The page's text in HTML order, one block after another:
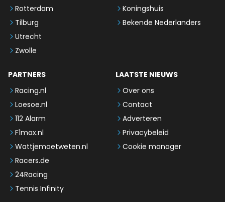
Rotterdam
Tilburg
Utrecht
Zwolle
Koningshuis
Bekende Nederlanders
PARTNERS
Racing.nl
Loesoe.nl
112 Alarm
F1max.nl
Wattjemoetweten.nl
Racers.de
24Racing
Tennis Infinity
LAATSTE NIEUWS
Over ons
Contact
Adverteren
Privacybeleid
Cookie manager